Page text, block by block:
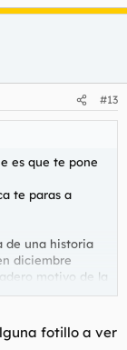
#13
es que te pone
te paras a
de una historia
diciembre
motivo de la
se me han
ser mas
fotillo a ver